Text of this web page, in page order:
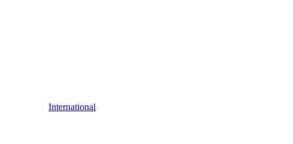
International